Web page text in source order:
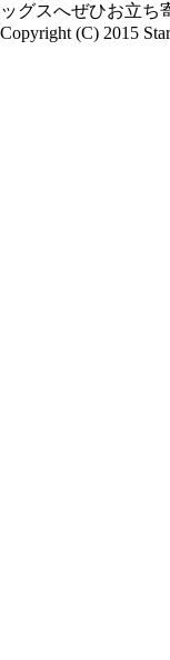
ッグスへぜひお立ち
Copyright (C) 2015